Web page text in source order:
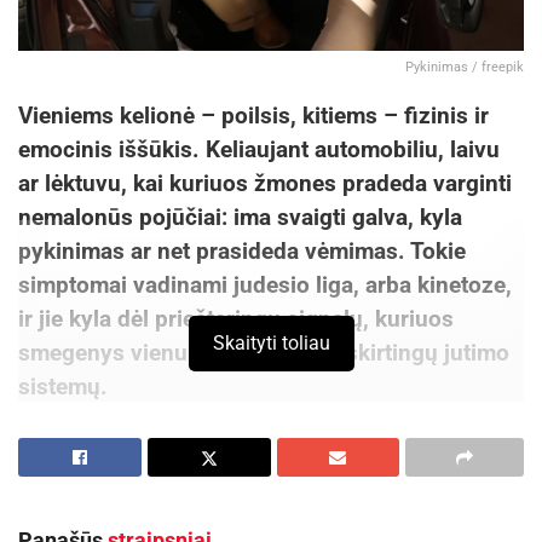
užregistruojamas, o oficialus atsakymas
pateikiamas ne vėliau kaip per 14 kalendorinių
Lietuvos Respublikos Vyriausybės informacija
Pykinimas / freepik
Vieniems kelionė – poilsis, kitiems – fizinis ir
emocinis iššūkis. Keliaujant automobiliu, laivu
ar lėktuvu, kai kuriuos žmones pradeda varginti
nemalonūs pojūčiai: ima svaigti galva, kyla
pykinimas ar net prasideda vėmimas. Tokie
simptomai vadinami judesio liga, arba kinetoze,
ir jie kyla dėl prieštaringų signalų, kuriuos
smegenys vienu metu gauna iš skirtingų jutimo
sistemų.
akys, ir to, ką jaučia kūnas pasyvaus judėjimo
Skaityti toliau